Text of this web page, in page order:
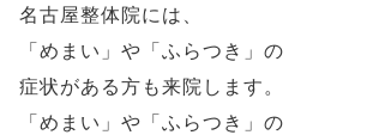
名古屋整体院には、
「めまい」や「ふらつき」の
症状がある方も来院します。
「めまい」や「ふらつき」の